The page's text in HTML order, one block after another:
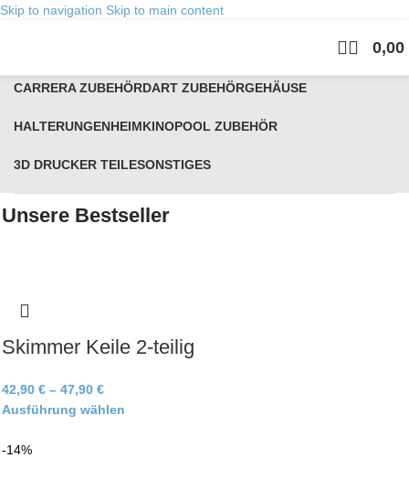
Skip to navigation Skip to main content
0,00
CARRERA ZUBEHÖRDART ZUBEHÖRGEHÄUSE
HALTERUNGENHEIMKINOPOOL ZUBEHÖR
3D DRUCKER TEILESONSTIGES
Unsere Bestseller
Skimmer Keile 2-teilig
42,90 € – 47,90 €
Ausführung wählen
-14%